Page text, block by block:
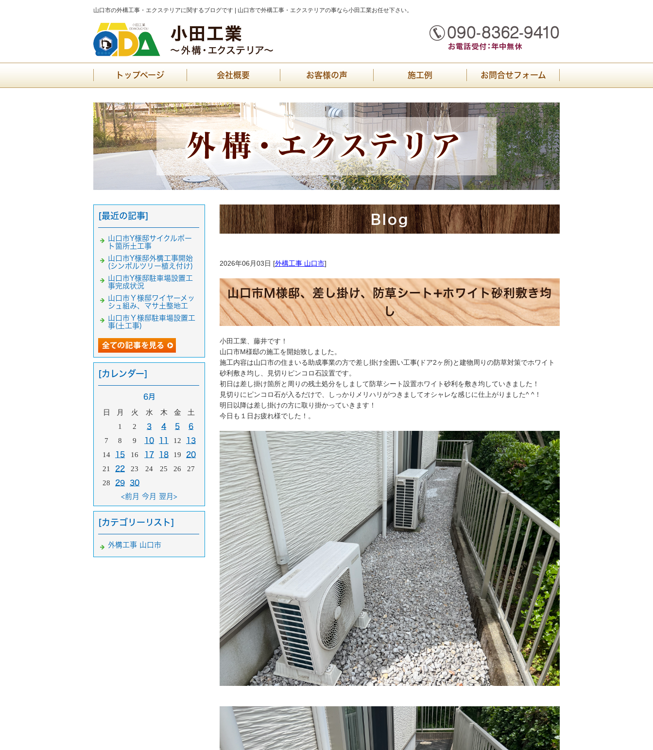
山口市の外構工事・エクステリアに関するブログです | 山口市で外構工事・エクステリアの事なら小田工業お任せ下さい。
トップページ 会社概要 お客様の声 施工例 お問合せフォーム
Blog
2026年06月03日 [外構工事 山口市]
山口市M様邸、差し掛け、防草シート➕ホワイト砂利敷き均
し
小田工業、藤井です！
山口市M様邸の施工を開始致しました。
施工内容は山口市の住まいる助成事業の方で差し掛け全囲い工事(ドア2ヶ所)と建物周りの防草対策でホワイト
砂利敷き均し、見切りピンコロ石設置です。
初日は差し掛け箇所と周りの残土処分をしまして防草シート設置ホワイト砂利を敷き均していきました！
見切りにピンコロ石が入るだけで、しっかりメリハリがつきましてオシャレな感じに仕上がりました^ ^！
明日以降は差し掛けの方に取り掛かっていきます！
今日も１日お疲れ様でした！。
[最近の記事]
山口市Y様邸サイクルポー
ト箇所土工事
山口市Y様邸外構工事開始
(シンボルツリー植え付け)
山口市Y様邸駐車場設置工
事完成状況
山口市Ｙ様邸ワイヤーメッ
シュ組み、マサ土整地工
山口市Ｙ様邸駐車場設置工
事(土工事)
[カレンダー]
6月
日 月 火 水 木 金
土
1
2 3 4 5 6
7 8 9 10 11 12 13
14 15 16 17 18 19 20
21 22 23 24 25 26
27
28
29
30
<前月 今月 翌月>
[カテゴリーリスト]
外構工事 山口市